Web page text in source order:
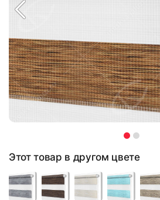
Этот товар в другом цвете